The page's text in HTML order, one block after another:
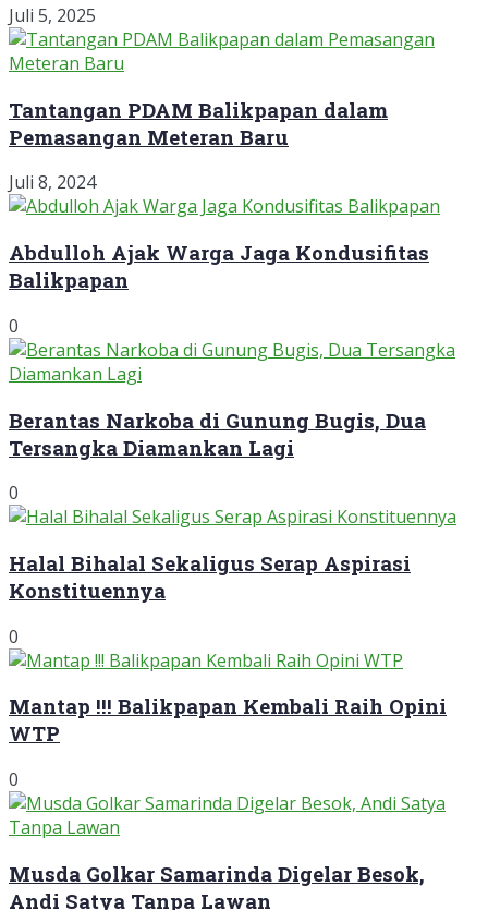
Juli 5, 2025
Tantangan PDAM Balikpapan dalam
Pemasangan Meteran Baru
Juli 8, 2024
Abdulloh Ajak Warga Jaga Kondusifitas
Balikpapan
0
Berantas Narkoba di Gunung Bugis, Dua
Tersangka Diamankan Lagi
0
Halal Bihalal Sekaligus Serap Aspirasi
Konstituennya
0
Mantap !!! Balikpapan Kembali Raih Opini
WTP
0
Musda Golkar Samarinda Digelar Besok,
Andi Satya Tanpa Lawan